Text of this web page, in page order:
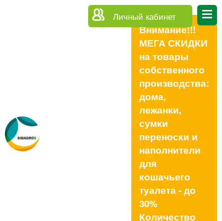
Личный кабинет
Внимание!!!
МЕГА СКИДКИ
на товары
собственного
производства:
дома,
лежанки,
сумки
переноски и
наполнители
для
кошачьего
туалета - до
30%
Количество